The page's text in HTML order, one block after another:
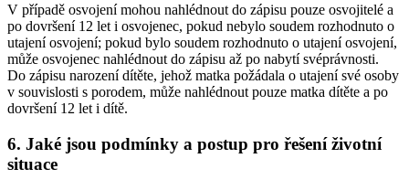
V případě osvojení mohou nahlédnout do zápisu pouze osvojitelé a
po dovršení 12 let i osvojenec, pokud nebylo soudem rozhodnuto o
utajení osvojení; pokud bylo soudem rozhodnuto o utajení osvojení,
může osvojenec nahlédnout do zápisu až po nabytí svéprávnosti.
Do zápisu narození dítěte, jehož matka požádala o utajení své osoby
v souvislosti s porodem, může nahlédnout pouze matka dítěte a po
dovršení 12 let i dítě.
6. Jaké jsou podmínky a postup pro řešení životní
situace